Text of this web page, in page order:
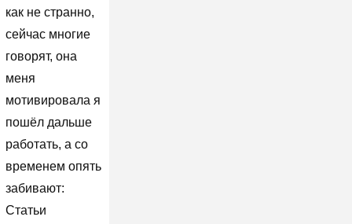
как не странно,
сейчас многие
говорят, она
меня
мотивировала я
пошёл дальше
работать, а со
временем опять
забивают:
Статьи